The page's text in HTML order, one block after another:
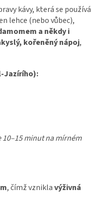
kávy, která se používá
lehce (nebo vůbec),
a někdy i
kořeněný nápoj,
Jazírího):
10–15 minut na mírném
, čímž vzniklavýživná